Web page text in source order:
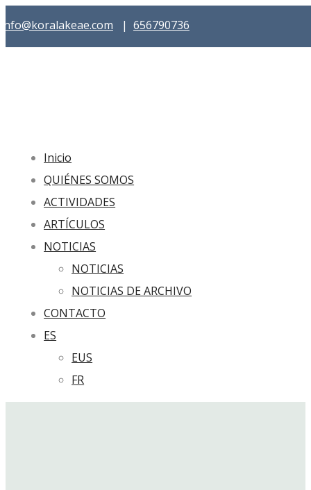
info@koralakeae.com | 656790736
Inicio
QUIÉNES SOMOS
ACTIVIDADES
ARTÍCULOS
NOTICIAS
NOTICIAS
NOTICIAS DE ARCHIVO
CONTACTO
ES
EUS
FR